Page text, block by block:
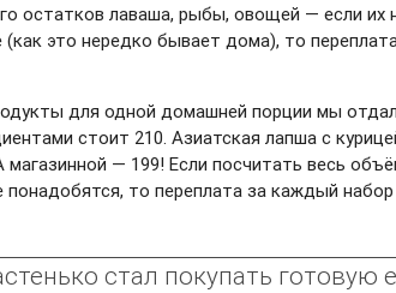
остатков лаваша, рыбы, овощей — если их
это нередко бывает дома), то
для одной домашней порции мы
стоит 210. Азиатская лапша с
— 199! Если посчитать весь
то переплата за каждый
стал покупать готовую